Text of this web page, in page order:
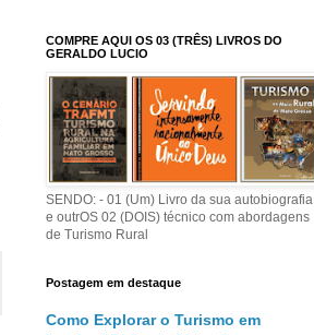
COMPRE AQUI OS 03 (TRÊS) LIVROS DO
GERALDO LUCIO
SENDO: - 01 (Um) Livro da sua autobiografia
e outrOS 02 (DOIS) técnico com abordagens
de Turismo Rural
Postagem em destaque
Como Explorar o Turismo em